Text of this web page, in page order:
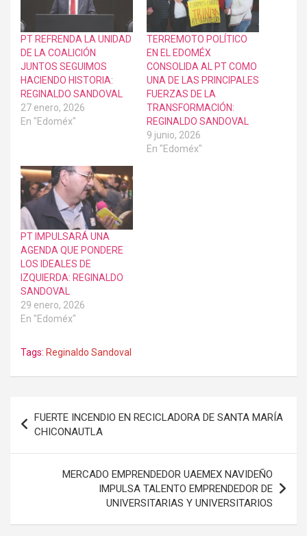
PT REFRENDA LA UNIDAD
DE LA COALICIÓN
JUNTOS SEGUIMOS
HACIENDO HISTORIA:
REGINALDO SANDOVAL
27 enero, 2026
En "Edoméx"
TERREMOTO POLÍTICO
EN EL EDOMÉX
CONSOLIDA AL PT COMO
UNA DE LAS PRINCIPALES
FUERZAS DE LA
TRANSFORMACIÓN:
REGINALDO SANDOVAL
9 junio, 2026
En "Edoméx"
PT IMPULSARÁ UNA
AGENDA QUE PONDERE
LOS IDEALES DE
IZQUIERDA: REGINALDO
SANDOVAL
29 enero, 2026
En "Edoméx"
Tags: Reginaldo Sandoval
de
entradas
FUERTE INCENDIO EN RECICLADORA DE SANTA MARÍA
CHICONAUTLA
MERCADO EMPRENDEDOR UAEMEX NAVIDEÑO
IMPULSA TALENTO EMPRENDEDOR DE
UNIVERSITARIAS Y UNIVERSITARIOS